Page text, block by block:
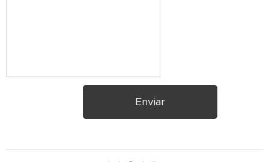
Enviar